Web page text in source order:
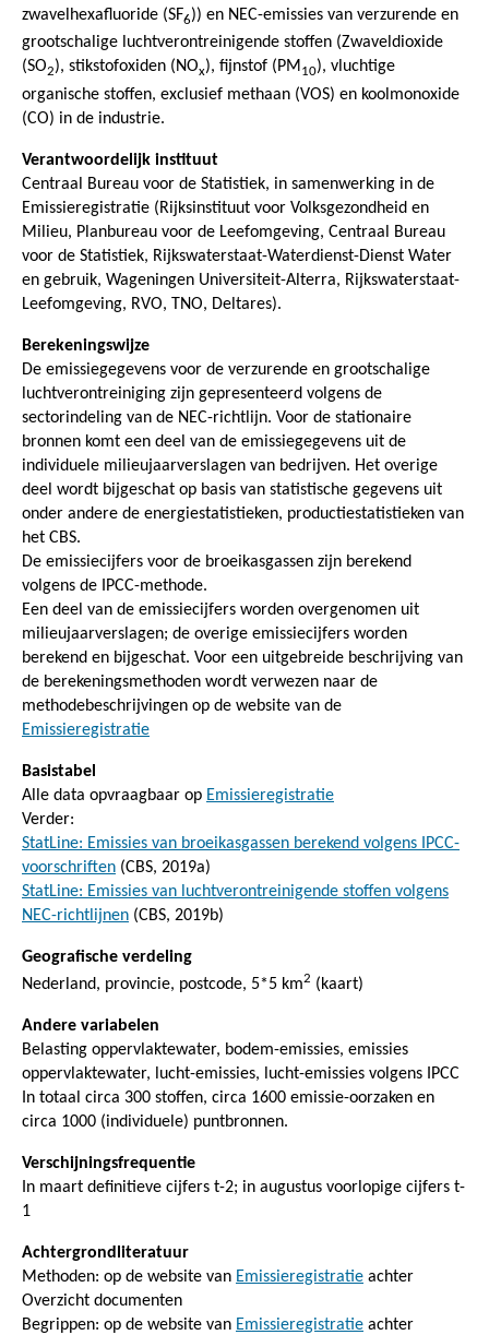
zwavelhexafluoride (SF6)) en NEC-emissies van verzurende en
grootschalige luchtverontreinigende stoffen (Zwaveldioxide
(SO2), stikstofoxiden (NOx), fijnstof (PM10), vluchtige
organische stoffen, exclusief methaan (VOS) en koolmonoxide
(CO) in de industrie.
Verantwoordelijk instituut
Centraal Bureau voor de Statistiek, in samenwerking in de
Emissieregistratie (Rijksinstituut voor Volksgezondheid en
Milieu, Planbureau voor de Leefomgeving, Centraal Bureau
voor de Statistiek, Rijkswaterstaat-Waterdienst-Dienst Water
en gebruik, Wageningen Universiteit-Alterra, Rijkswaterstaat-
Leefomgeving, RVO, TNO, Deltares).
Berekeningswijze
De emissiegegevens voor de verzurende en grootschalige
luchtverontreiniging zijn gepresenteerd volgens de
sectorindeling van de NEC-richtlijn. Voor de stationaire
bronnen komt een deel van de emissiegegevens uit de
individuele milieujaarverslagen van bedrijven. Het overige
deel wordt bijgeschat op basis van statistische gegevens uit
onder andere de energiestatistieken, productiestatistieken van
het CBS.
De emissiecijfers voor de broeikasgassen zijn berekend
volgens de IPCC-methode.
Een deel van de emissiecijfers worden overgenomen uit
milieujaarverslagen; de overige emissiecijfers worden
berekend en bijgeschat. Voor een uitgebreide beschrijving van
de berekeningsmethoden wordt verwezen naar de
methodebeschrijvingen op de website van de
Emissieregistratie
Basistabel
Alle data opvraagbaar op Emissieregistratie
Verder:
StatLine: Emissies van broeikasgassen berekend volgens IPCC-
voorschriften (CBS, 2019a)
StatLine: Emissies van luchtverontreinigende stoffen volgens
NEC-richtlijnen (CBS, 2019b)
Geografische verdeling
Nederland, provincie, postcode, 5*5 km2 (kaart)
Andere variabelen
Belasting oppervlaktewater, bodem-emissies, emissies
oppervlaktewater, lucht-emissies, lucht-emissies volgens IPCC
In totaal circa 300 stoffen, circa 1600 emissie-oorzaken en
circa 1000 (individuele) puntbronnen.
Verschijningsfrequentie
In maart definitieve cijfers t-2; in augustus voorlopige cijfers t-
1
Achtergrondliteratuur
Methoden: op de website van Emissieregistratie achter
Overzicht documenten
Begrippen: op de website van Emissieregistratie achter